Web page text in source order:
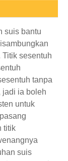
suis bantu
sesentuh
tanpa
jadi ia boleh
untuk
titik
suis